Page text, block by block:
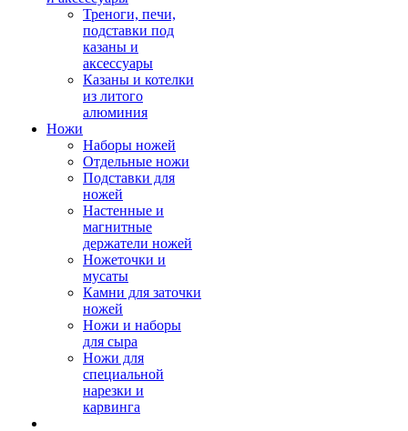
Треноги, печи,
подставки под
казаны и
аксессуары
Казаны и котелки
из литого
алюминия
Ножи
Наборы ножей
Отдельные ножи
Подставки для
ножей
Настенные и
магнитные
держатели ножей
Ножеточки и
мусаты
Камни для заточки
ножей
Ножи и наборы
для сыра
Ножи для
специальной
нарезки и
карвинга